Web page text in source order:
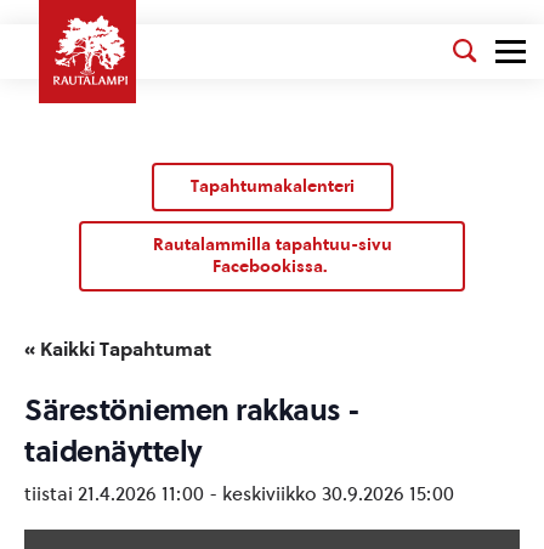
Tapahtumakalenteri
Rautalammilla tapahtuu-sivu
Facebookissa.
« Kaikki Tapahtumat
Särestöniemen rakkaus -
taidenäyttely
tiistai 21.4.2026 11:00 - keskiviikko 30.9.2026 15:00